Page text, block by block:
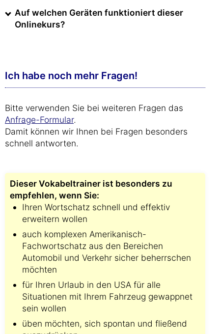
Auf welchen Geräten funktioniert dieser
Onlinekurs?
Ich habe noch mehr Fragen!
Bitte verwenden Sie bei weiteren Fragen das
Anfrage-Formular.
Damit können wir Ihnen bei Fragen besonders
schnell antworten.
Dieser Vokabeltrainer ist besonders zu
empfehlen, wenn Sie:
Ihren Wortschatz schnell und effektiv
erweitern wollen
auch komplexen Amerikanisch-
Fachwortschatz aus den Bereichen
Automobil und Verkehr sicher beherrschen
möchten
für Ihren Urlaub in den USA für alle
Situationen mit Ihrem Fahrzeug gewappnet
sein wollen
üben möchten, sich spontan und fließend